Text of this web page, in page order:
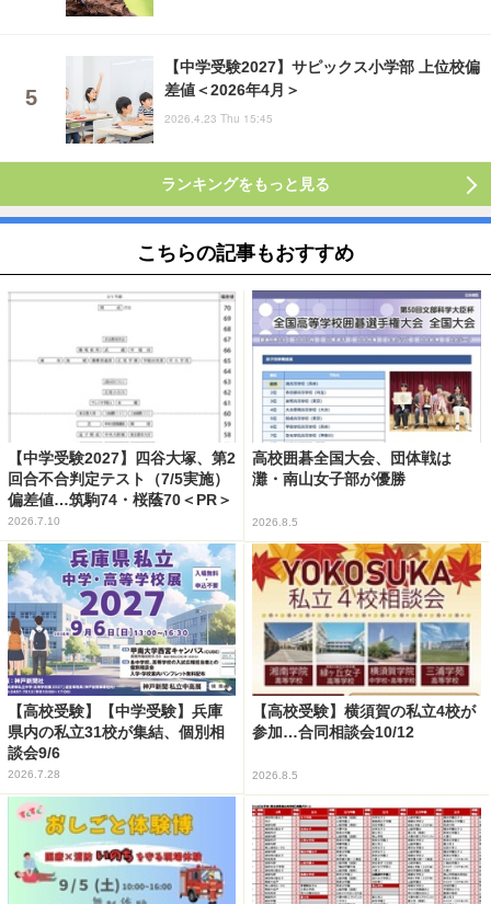
【中学受験2027】サピックス小学部 上位校偏
差値＜2026年4月＞
2026.4.23 Thu 15:45
ランキングをもっと見る
こちらの記事もおすすめ
【中学受験2027】四谷大塚、第2
回合不合判定テスト（7/5実施）
偏差値…筑駒74・桜蔭70＜PR＞
2026.7.10
高校囲碁全国大会、団体戦は
灘・南山女子部が優勝
2026.8.5
【高校受験】【中学受験】兵庫
県内の私立31校が集結、個別相
談会9/6
2026.7.28
【高校受験】横須賀の私立4校が
参加…合同相談会10/12
2026.8.5